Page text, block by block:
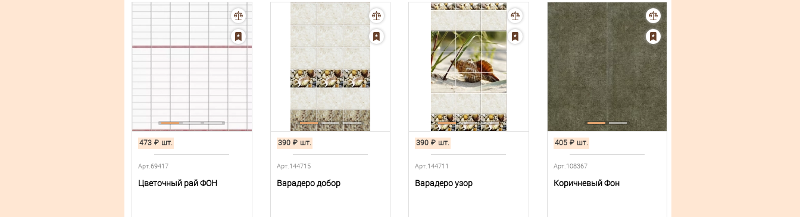
473 ₽ шт.
Арт.69417
Цветочный рай ФОН
390 ₽ шт.
Арт.144715
Варадеро добор
390 ₽ шт.
Арт.144711
Варадеро узор
405 ₽ шт.
Арт.108367
Коричневый Фон